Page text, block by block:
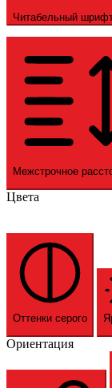
Читабельный
Межстрочное
Цвета
Оттенки серого
Ориентация